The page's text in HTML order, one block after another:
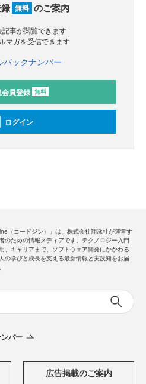
無料 のご案内
記事が閲覧できます
マガを受信できます
バックナンバー
会員登録 無料
ログイン
（コードジン）」は、株式会社翔泳社が運営す
のための情報メディアです。テクノロジー入門
、キャリアまで、ソフトウェア開発にかかわる
の学びと成長を支える最新情報と実践知をお届
バー
広告掲載のご案内